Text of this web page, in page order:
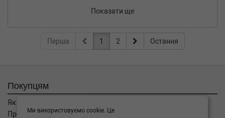
Показати ще
Перша 1 2 Остання
Покупцям
Як замовити
Про оплатуМи використовуємо cookie. Це